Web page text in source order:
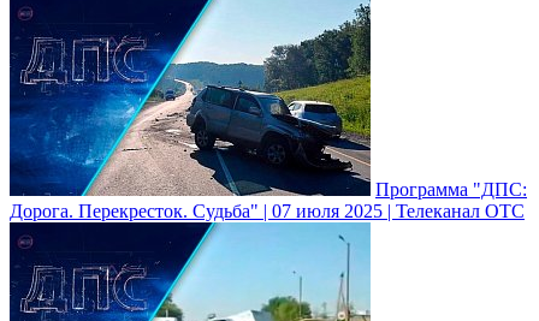
Программа "ДПС:
Дорога. Перекресток. Судьба" | 07 июля 2025 | Телеканал ОТС